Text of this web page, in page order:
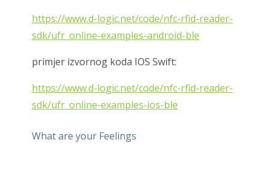
https://www.d-logic.net/code/nfc-rfid-reader-
sdk/ufr_online-examples-android-ble
primjer izvornog koda IOS Swift:
https://www.d-logic.net/code/nfc-rfid-reader-
sdk/ufr_online-examples-ios-ble
What are your Feelings